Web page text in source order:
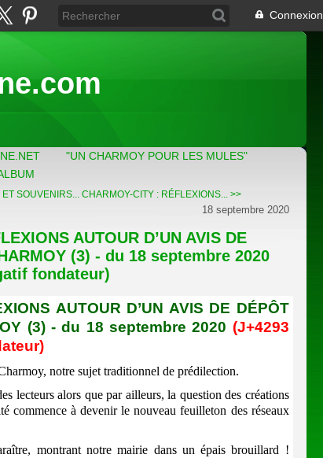
Connexion
"UN CHARMOY POUR LES MULES"
SOUVENIRS... CHARMOY-CITY : RÉFLEXIONS... >>
18 septembre 2020
AUTOUR D’UN AVIS DE
(3) - du 18 septembre 2020
fondateur)
AUTOUR D’UN AVIS DE DÉPÔT
(3) - du 18 septembre 2020 (J+4293
notre sujet traditionnel de prédilection.
alors que par ailleurs, la question des créations
commence à devenir le nouveau feuilleton des réseaux
montrant notre mairie dans un épais brouillard !